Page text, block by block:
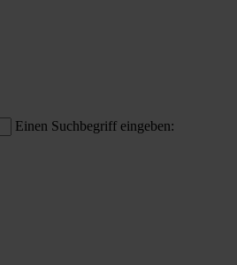
Einen Suchbegriff eingeben: